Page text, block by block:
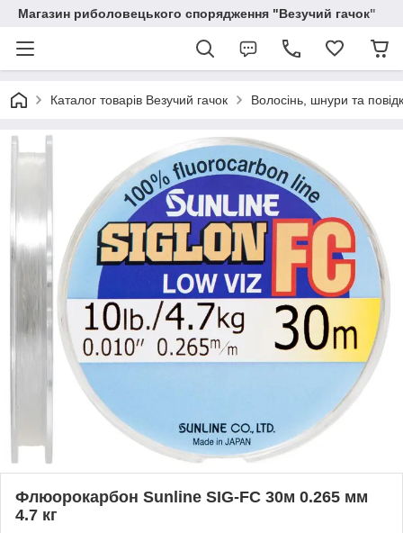
Магазин риболовецького спорядження "Везучий гачок"
Каталог товарів Везучий гачок Волосінь, шнури та
Флюорокарбон Sunline SIG-FC 30м 0.265 мм
4.7 кг